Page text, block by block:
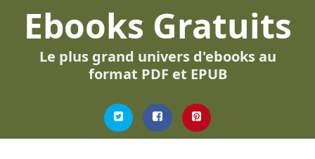
Ebooks Gratuits
Le plus grand univers d'ebooks au
format PDF et EPUB